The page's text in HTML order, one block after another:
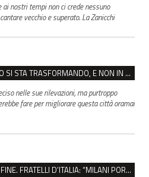
nostri tempi non ci crede nessuno
vecchio e superato. La Zanicchi
IL CENTRO STORICO DI REGGIO SI STA TRASFORMANDO, E NON IN MEGLIO
nelle sue rilevazioni, ma purtroppo
fare per migliorare questa città oramai
HELLWATT, SCONTRO SENZA FINE. FRATELLI D’ITALIA: “MILANI PORTA DOCUMENTI, DE FRANCO INSULTI”